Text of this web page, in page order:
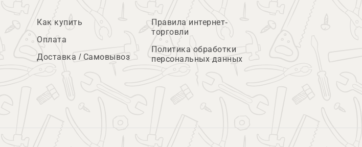
Как купить
Оплата
Доставка / Самовывоз
Правила интернет-
торговли
Политика обработки
персональных данных